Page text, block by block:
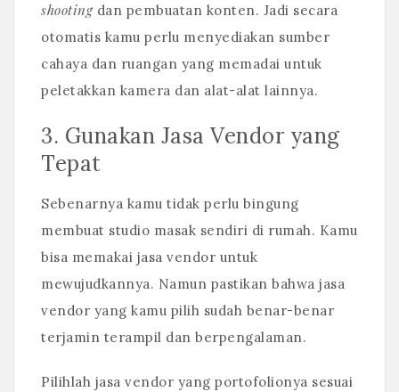
shooting dan pembuatan konten. Jadi secara
otomatis kamu perlu menyediakan sumber
cahaya dan ruangan yang memadai untuk
peletakkan kamera dan alat-alat lainnya.
3. Gunakan Jasa Vendor yang
Tepat
Sebenarnya kamu tidak perlu bingung
membuat studio masak sendiri di rumah. Kamu
bisa memakai jasa vendor untuk
mewujudkannya. Namun pastikan bahwa jasa
vendor yang kamu pilih sudah benar-benar
terjamin terampil dan berpengalaman.
Pilihlah jasa vendor yang portofolionya sesuai